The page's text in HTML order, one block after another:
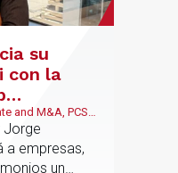
su
con la
el
legal y
and M&A, PCS,
Family
Jorge
a empresas,
un